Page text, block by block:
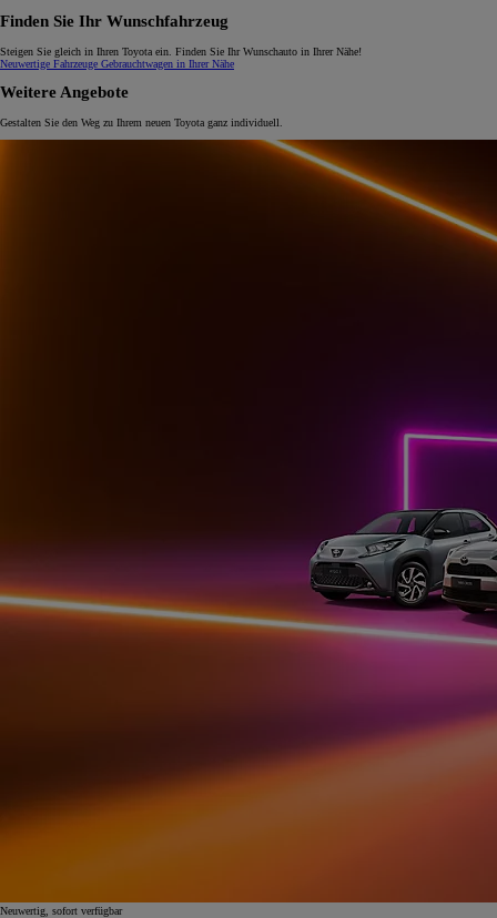
Finden Sie Ihr Wunschfahrzeug
Steigen Sie gleich in Ihren Toyota ein. Finden Sie Ihr Wunschauto in Ihrer Nähe!
Neuwertige Fahrzeuge Gebrauchtwagen in Ihrer Nähe
Weitere Angebote
Gestalten Sie den Weg zu Ihrem neuen Toyota ganz individuell.
Neuwertig, sofort verfügbar